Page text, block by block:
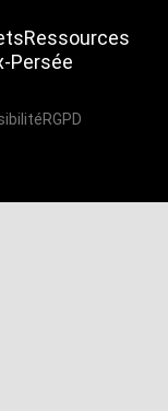
Ressources
Persée
RGPD